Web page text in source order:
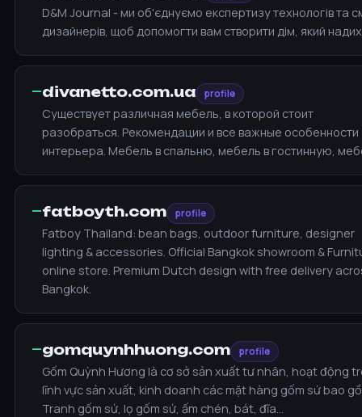
D&M Journal - ми об'єднуємо експертизу технологів та
дизайнерів, щоб допомогти вам створити дім, який
—divanetto.com.ua profile
Существует различная мебель, в которой стоит
разобраться. Рекомендации и все важные особенности
интерьера. Мебель в спальню, мебель в гостинную,
—fatboyth.com profile
Fatboy Thailand: bean bags, outdoor furniture, designer
lighting & accessories. Official Bangkok showroom &
online store. Premium Dutch design with free delivery
Bangkok.
—gomquynhhuong.com profile
Gốm Quỳnh Hương là cơ sở sản xuất tư nhân, hoạt động
lĩnh vực sản xuất, kinh doanh các mặt hàng gốm sứ bao
Tranh gốm sứ, lọ gốm sứ, ấm chén, bát, đĩa…